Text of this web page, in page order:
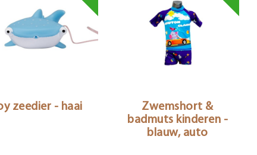
zeedier - haai
Zwemshort &
badmuts kinderen -
blauw, auto